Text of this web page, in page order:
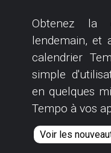
Obtenez la
lendemain, et
calendrier
simple
en quelques
Tempo à vos
Voir les